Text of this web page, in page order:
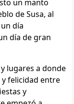
un manto
de Susa, al
día
día de gran
lugares a donde
felicidad entre
y